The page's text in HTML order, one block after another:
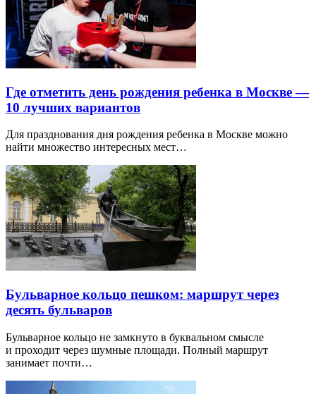
Где отметить день рождения ребенка в Москве —
10 лучших вариантов
Для празднования дня рождения ребенка в Москве можно
найти множество интересных мест…
Бульварное кольцо пешком: маршрут через
десять бульваров
Бульварное кольцо не замкнуто в буквальном смысле
и проходит через шумные площади. Полный маршрут
занимает почти…